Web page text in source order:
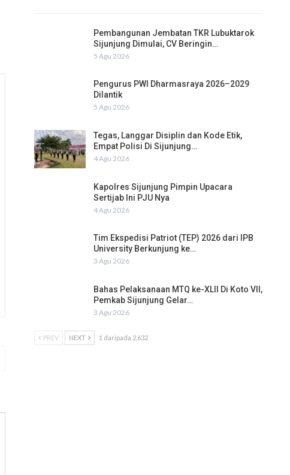
Pembangunan Jembatan TKR Lubuktarok
Sijunjung Dimulai, CV Beringin…
5 Agu 2026
Pengurus PWI Dharmasraya 2026–2029
Dilantik
5 Agu 2026
Tegas, Langgar Disiplin dan Kode Etik,
Empat Polisi Di Sijunjung…
4 Agu 2026
Kapolres Sijunjung Pimpin Upacara
Sertijab Ini PJU Nya
4 Agu 2026
Tim Ekspedisi Patriot (TEP) 2026 dari IPB
University Berkunjung ke…
3 Agu 2026
Bahas Pelaksanaan MTQ ke-XLII Di Koto VII,
Pemkab Sijunjung Gelar…
3 Agu 2026
PREV NEXT 1 daripada 2,632